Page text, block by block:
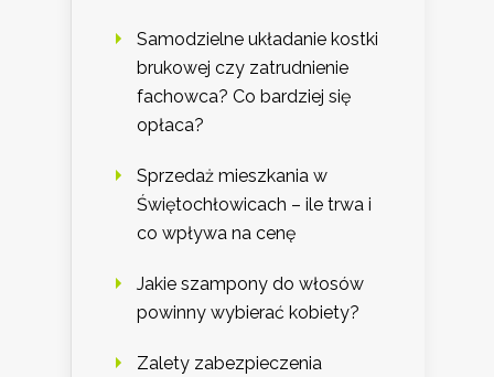
Samodzielne układanie kostki
brukowej czy zatrudnienie
fachowca? Co bardziej się
opłaca?
Sprzedaż mieszkania w
Świętochłowicach – ile trwa i
co wpływa na cenę
Jakie szampony do włosów
powinny wybierać kobiety?
Zalety zabezpieczenia